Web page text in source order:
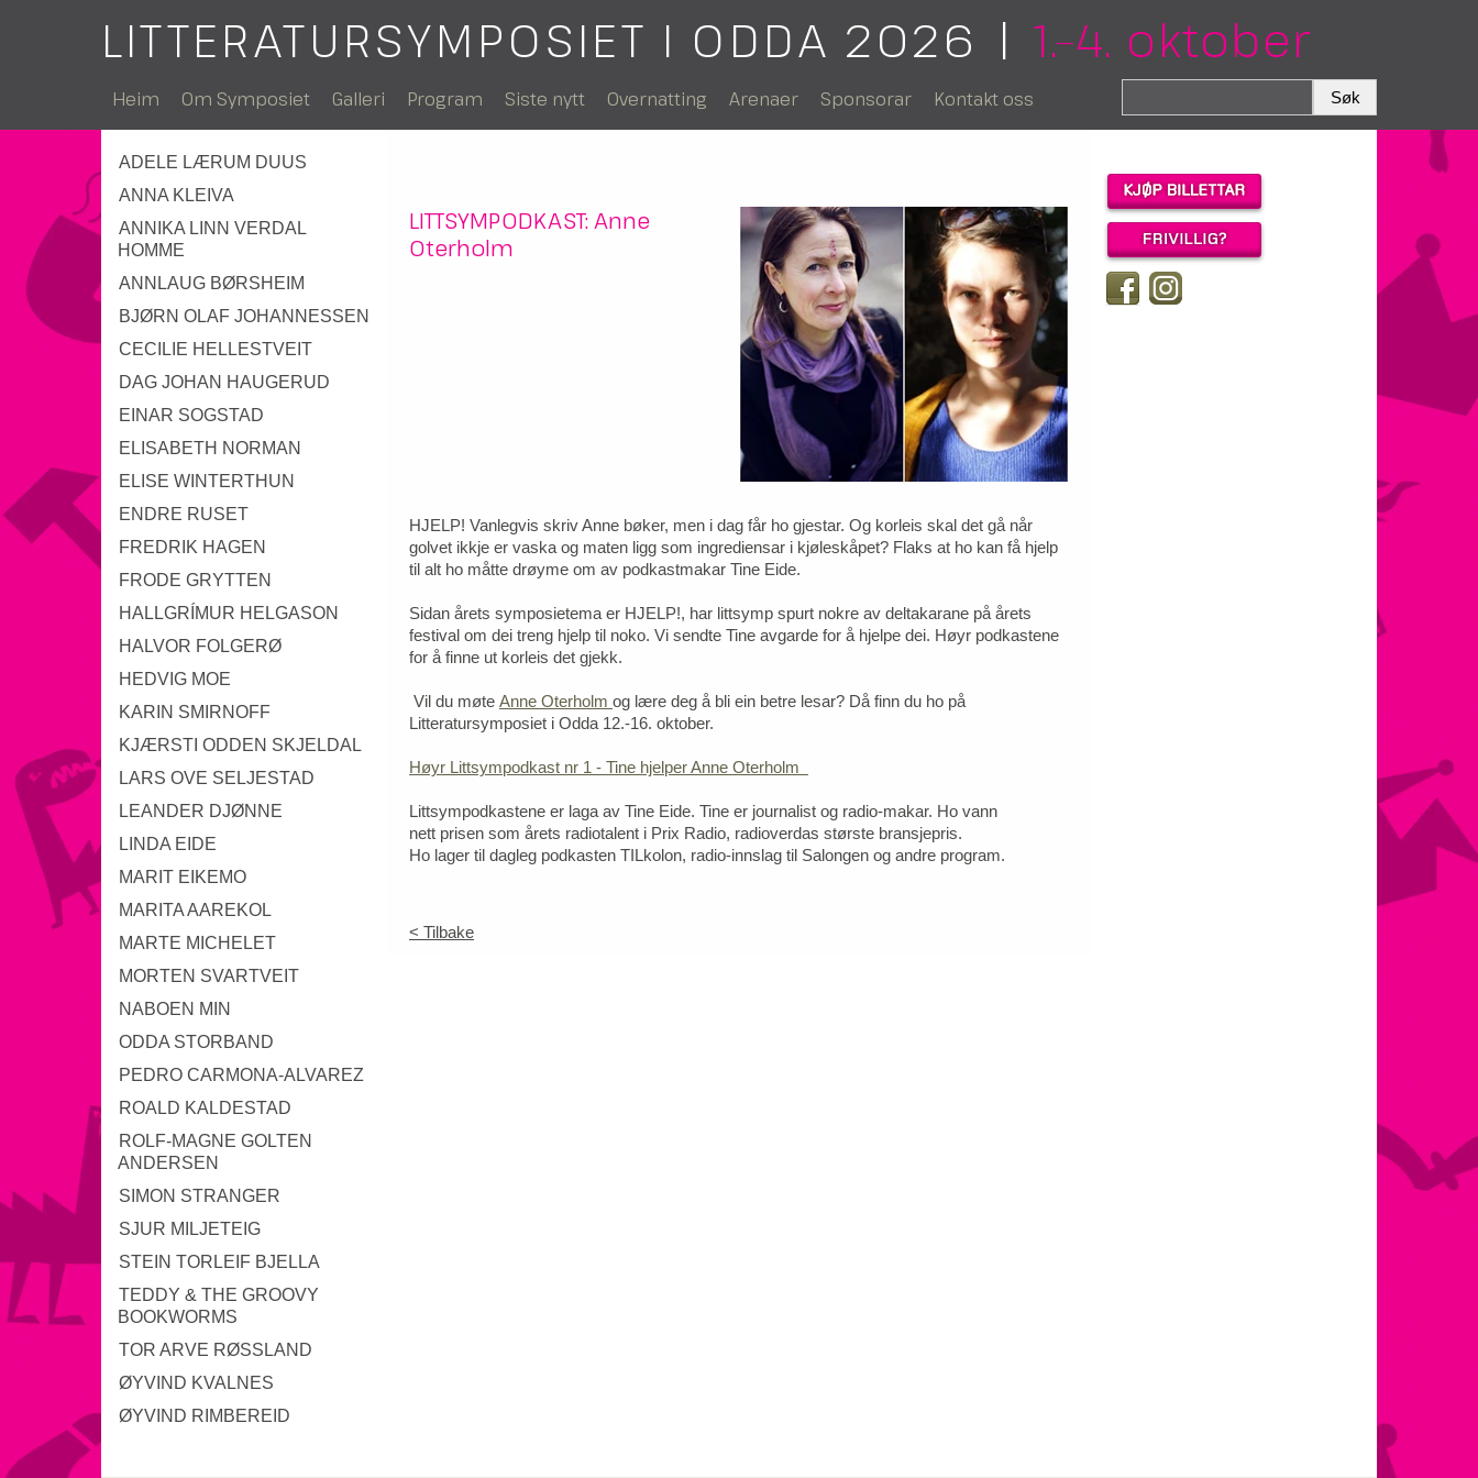
LITTERATURSYMPOSIET I ODDA 2026 | 1.–4. oktober
Heim Om Symposiet Galleri Program Siste nytt Overnatting Arenaer Sponsorar Kontakt oss
ADELE LÆRUM DUUS
ANNA KLEIVA
ANNIKA LINN VERDAL
HOMME
ANNLAUG BØRSHEIM
BJØRN OLAF JOHANNESSEN
CECILIE HELLESTVEIT
DAG JOHAN HAUGERUD
EINAR SOGSTAD
ELISABETH NORMAN
ELISE WINTERTHUN
ENDRE RUSET
FREDRIK HAGEN
FRODE GRYTTEN
HALLGRÍMUR HELGASON
HALVOR FOLGERØ
HEDVIG MOE
KARIN SMIRNOFF
KJÆRSTI ODDEN SKJELDAL
LARS OVE SELJESTAD
LEANDER DJØNNE
LINDA EIDE
MARIT EIKEMO
MARITA AAREKOL
MARTE MICHELET
MORTEN SVARTVEIT
NABOEN MIN
ODDA STORBAND
PEDRO CARMONA-ALVAREZ
ROALD KALDESTAD
ROLF-MAGNE GOLTEN
ANDERSEN
SIMON STRANGER
SJUR MILJETEIG
STEIN TORLEIF BJELLA
TEDDY & THE GROOVY
BOOKWORMS
TOR ARVE RØSSLAND
ØYVIND KVALNES
ØYVIND RIMBEREID
LITTSYMPODKAST: Anne
Oterholm
HJELP! Vanlegvis skriv Anne bøker, men i dag får ho gjestar. Og korleis skal det gå når
golvet ikkje er vaska og maten ligg som ingrediensar i kjøleskåpet? Flaks at ho kan få hjelp
til alt ho måtte drøyme om av podkastmakar Tine Eide.
Sidan årets symposietema er HJELP!, har littsymp spurt nokre av deltakarane på årets
festival om dei treng hjelp til noko. Vi sendte Tine avgarde for å hjelpe dei. Høyr podkastene
for å finne ut korleis det gjekk.
Vil du møte Anne Oterholm og lære deg å bli ein betre lesar? Då finn du ho på
Litteratursymposiet i Odda 12.-16. oktober.
Høyr Littsympodkast nr 1 - Tine hjelper Anne Oterholm
Littsympodkastene er laga av Tine Eide. Tine er journalist og radio-makar. Ho vann
nett prisen som årets radiotalent i Prix Radio, radioverdas største bransjepris.
Ho lager til dagleg podkasten TILkolon, radio-innslag til Salongen og andre program.
< Tilbake